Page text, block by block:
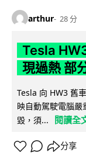
arthur 28 分
Tesla
現過熱 部
Tesla 向 HW3 舊
映自動駕駛電腦
毀，須...
閱讀全
分享